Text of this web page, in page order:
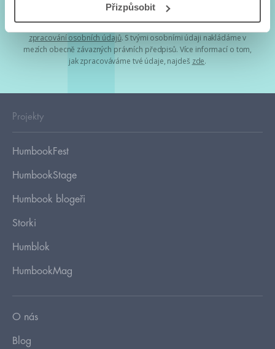
Přizpůsobit
Tvá e-mailová adresa je u nás v bezpečí. Přečti sinaše podmínky
zpracování osobních údajů. S tvými osobními údaji nakládáme v
mezích obecně závazných právních předpisů. Více informací o tom,
jak zpracováváme tvé údaje, najdeš zde.
Projekty
HumbookFest
HumbookStage
Humbook blogeři
Storki
Humblok
HumbookMag
O nás
Blog